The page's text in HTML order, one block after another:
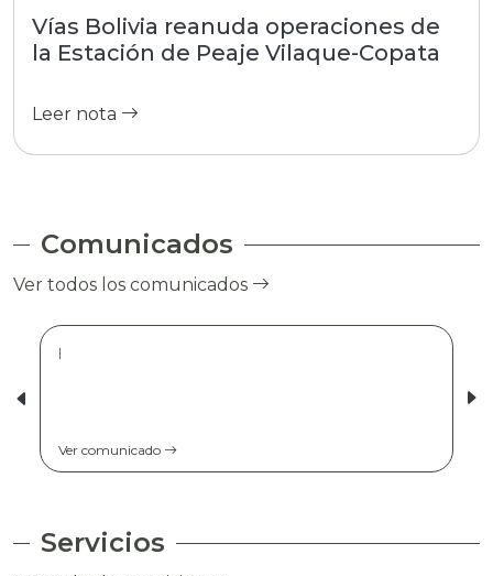
Vías Bolivia reanuda operaciones de
la Estación de Peaje Vilaque-Copata
Leer nota
Comunicados
Ver todos los comunicados
|
Ver comunicado
Servicios